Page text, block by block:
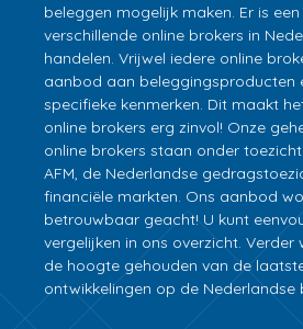
beleggen mogelijk maken. Er is
verschillende online brokers in
handelen. Vrijwel iedere online
aanbod aan beleggingsproducten
specifieke kenmerken. Dit maakt
online brokers erg zinvol! Onze
online brokers staan onder
AFM, de Nederlandse
financiële markten. Ons aanbod
betrouwbaar geacht! U kunt
vergelijken in ons overzicht.
de hoogte gehouden van de
ontwikkelingen op de Nederlandse